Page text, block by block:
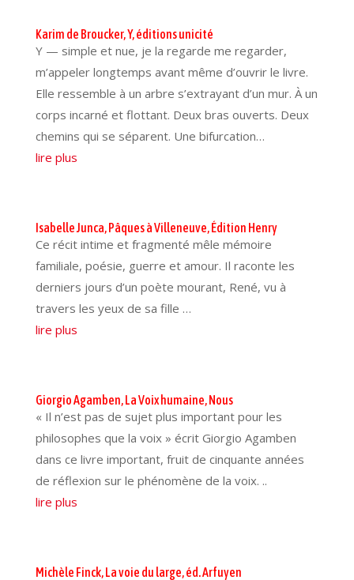
Karim de Broucker, Y, éditions unicité
Y — simple et nue, je la regarde me regarder,
m’appeler longtemps avant même d’ouvrir le livre.
Elle ressemble à un arbre s’extrayant d’un mur. À un
corps incarné et flottant. Deux bras ouverts. Deux
chemins qui se séparent. Une bifurcation…
lire plus
Isabelle Junca, Pâques à Villeneuve, Édition Henry
Ce récit intime et fragmenté mêle mémoire
familiale, poésie, guerre et amour. Il raconte les
derniers jours d’un poète mourant, René, vu à
travers les yeux de sa fille …
lire plus
Giorgio Agamben, La Voix humaine, Nous
« Il n’est pas de sujet plus important pour les
philosophes que la voix » écrit Giorgio Agamben
dans ce livre important, fruit de cinquante années
de réflexion sur le phénomène de la voix. ..
lire plus
Michèle Finck, La voie du large, éd. Arfuyen